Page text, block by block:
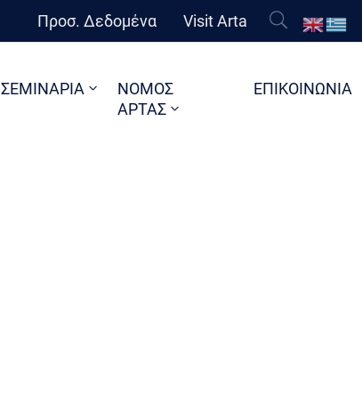
Προσ. Δεδομένα Visit Arta
ΣΕΜΙΝΑΡΙΑ
ΝΟΜΟΣ
ΑΡΤΑΣ
ΕΠΙΚΟΙΝΩΝΙΑ